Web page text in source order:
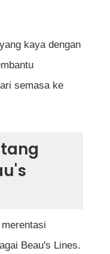
kaya dengan
semasa ke
Beau's Lines.